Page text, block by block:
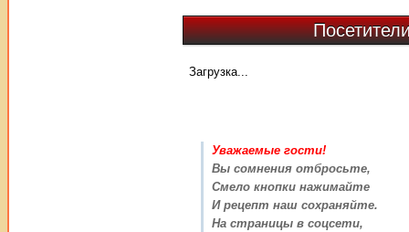
Загрузка...
Уважаемые гости!
Вы сомнения отбросьте,
Смело кнопки нажимайте
И рецепт наш сохраняйте.
На страницы в соцсети,